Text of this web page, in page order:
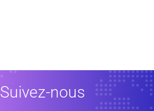
Suivez-nous